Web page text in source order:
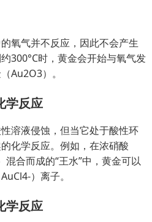
氧气并不反应，因此不会产生
300°C时，黄金会开始与氧气发
Au2O3）。
学反应
溶液侵蚀，但当它处于酸性环
化学反应。例如，在浓硝酸
混合而成的“王水”中，黄金可以
）离子。
学反应